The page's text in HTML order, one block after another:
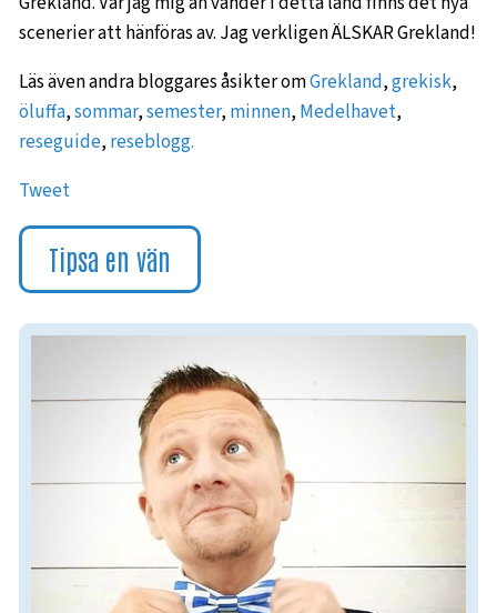
scenerier att hänföras av. Jag verkligen ÄLSKAR Grekland!
Läs även andra bloggares åsikter omGrekland,grekisk,
öluffa,sommar,semester, minnen, Medelhavet,
reseguide, reseblogg.
Tweet
Tipsa en vän